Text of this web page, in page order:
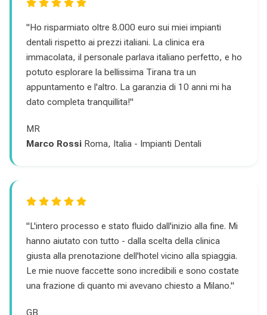
"Ho risparmiato oltre 8.000 euro sui miei impianti
dentali rispetto ai prezzi italiani. La clinica era
immacolata, il personale parlava italiano perfetto, e ho
potuto esplorare la bellissima Tirana tra un
appuntamento e l'altro. La garanzia di 10 anni mi ha
dato completa tranquillita!"
MR
Marco Rossi Roma, Italia - Impianti Dentali
"L'intero processo e stato fluido dall'inizio alla fine. Mi
hanno aiutato con tutto - dalla scelta della clinica
giusta alla prenotazione dell'hotel vicino alla spiaggia.
Le mie nuove faccette sono incredibili e sono costate
una frazione di quanto mi avevano chiesto a Milano."
GB